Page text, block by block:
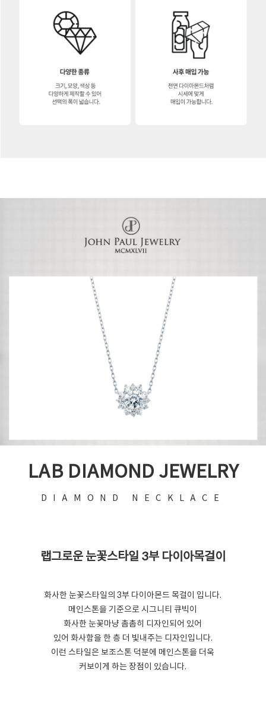
LAB DIAMOND JEWELRY
DIAMOND NECKLACE
랩그로운 눈꽃스타일 3부 다이아목걸이
화사한 눈꽃스타일의 3부 다이아몬드 목걸이 입니다.
메인스톤을 기준으로 시그니티 큐빅이
화사한 눈꽃마냥 촘촘히 디자인되어 있어
있어 화사함을 한 층 더 빛내주는 디자인입니다.
이런 스타일은 보조스톤 덕분에 메인스톤을 더욱
커보이게 하는 장점이 있습니다.